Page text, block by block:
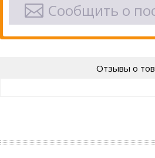
Сообщить о
Отзывы о